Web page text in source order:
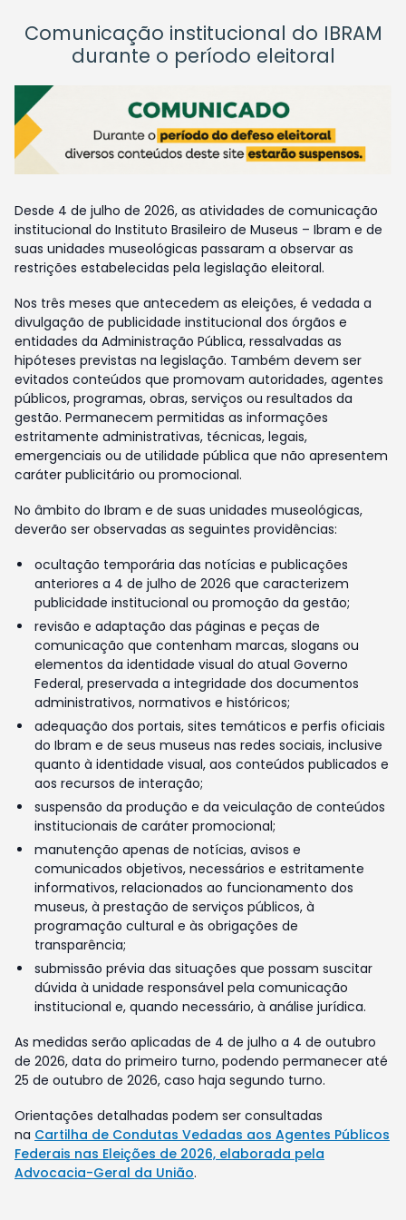
Comunicação institucional do IBRAM
durante o período eleitoral
Desde 4 de julho de 2026, as atividades de comunicação
institucional do Instituto Brasileiro de Museus – Ibram e de
suas unidades museológicas passaram a observar as
restrições estabelecidas pela legislação eleitoral.
Nos três meses que antecedem as eleições, é vedada a
divulgação de publicidade institucional dos órgãos e
entidades da Administração Pública, ressalvadas as
hipóteses previstas na legislação. Também devem ser
evitados conteúdos que promovam autoridades, agentes
públicos, programas, obras, serviços ou resultados da
gestão. Permanecem permitidas as informações
estritamente administrativas, técnicas, legais,
emergenciais ou de utilidade pública que não apresentem
caráter publicitário ou promocional.
No âmbito do Ibram e de suas unidades museológicas,
deverão ser observadas as seguintes providências:
ocultação temporária das notícias e publicações
anteriores a 4 de julho de 2026 que caracterizem
publicidade institucional ou promoção da gestão;
revisão e adaptação das páginas e peças de
comunicação que contenham marcas, slogans ou
elementos da identidade visual do atual Governo
Federal, preservada a integridade dos documentos
administrativos, normativos e históricos;
adequação dos portais, sites temáticos e perfis oficiais
do Ibram e de seus museus nas redes sociais, inclusive
quanto à identidade visual, aos conteúdos publicados e
aos recursos de interação;
suspensão da produção e da veiculação de conteúdos
institucionais de caráter promocional;
manutenção apenas de notícias, avisos e
comunicados objetivos, necessários e estritamente
informativos, relacionados ao funcionamento dos
museus, à prestação de serviços públicos, à
programação cultural e às obrigações de
transparência;
submissão prévia das situações que possam suscitar
dúvida à unidade responsável pela comunicação
institucional e, quando necessário, à análise jurídica.
As medidas serão aplicadas de 4 de julho a 4 de outubro
de 2026, data do primeiro turno, podendo permanecer até
25 de outubro de 2026, caso haja segundo turno.
Orientações detalhadas podem ser consultadas
na Cartilha de Condutas Vedadas aos Agentes Públicos
Federais nas Eleições de 2026, elaborada pela
Advocacia-Geral da União.